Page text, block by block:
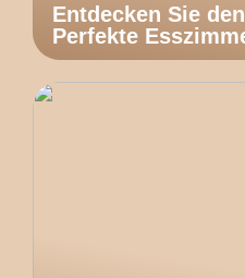
Entdecken Sie
Perfekte